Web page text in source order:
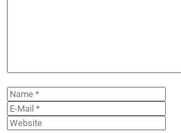
Name
Mail